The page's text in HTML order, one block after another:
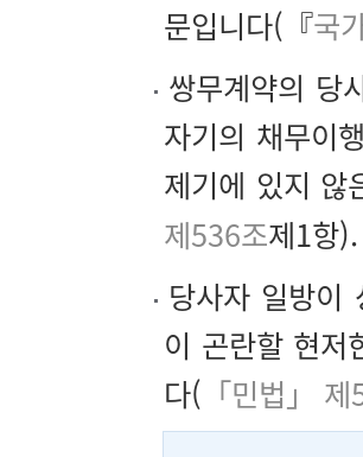
문입니다(『국
쌍무계약의 당
자기의 채무이
제기에 있지 않
제536조제1항).
당사자 일방이
이 곤란할 현저
다( 「민법」